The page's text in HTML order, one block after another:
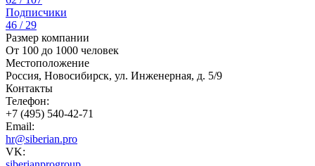
Подписчики
46 / 29
Размер компании
От 100 до 1000 человек
Местоположение
Россия, Новосибирск, ул. Инженерная, д. 5/9
Контакты
Телефон:
+7 (495) 540-42-71
Email:
hr@siberian.pro
VK: